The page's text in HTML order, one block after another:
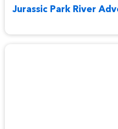
Jurassic Park River